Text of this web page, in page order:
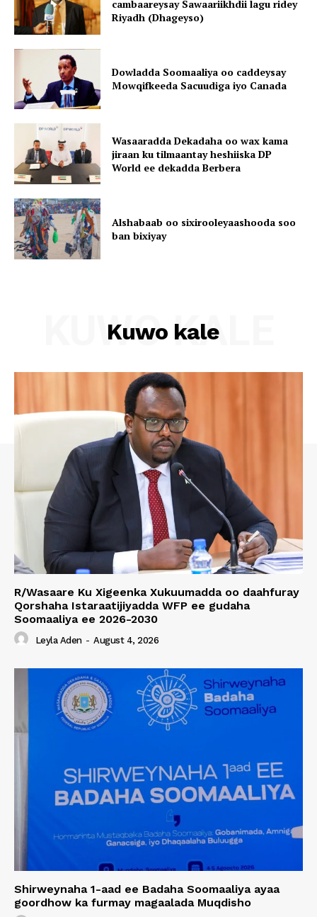
cambaareysay Sawaariikhdii lagu ridey
Riyadh (Dhageyso)
Dowladda Soomaaliya oo caddeysay
Mowqifkeeda Sacuudiga iyo Canada
Wasaaradda Dekadaha oo wax kama
jiraan ku tilmaantay heshiiska DP
World ee dekadda Berbera
Alshabaab oo sixirooleyaashooda soo
ban bixiyay
Kuwo kale
KUWO KALE
R/Wasaare Ku Xigeenka Xukuumadda oo daahfuray
Qorshaha Istaraatijiyadda WFP ee gudaha
Soomaaliya ee 2026-2030
Leyla Aden - August 4, 2026
Shirweynaha 1-aad ee Badaha Soomaaliya ayaa
goordhow ka furmay magaalada Muqdisho